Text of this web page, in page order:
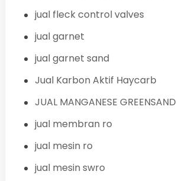
jual fleck control valves
jual garnet
jual garnet sand
Jual Karbon Aktif Haycarb
JUAL MANGANESE GREENSAND
jual membran ro
jual mesin ro
jual mesin swro